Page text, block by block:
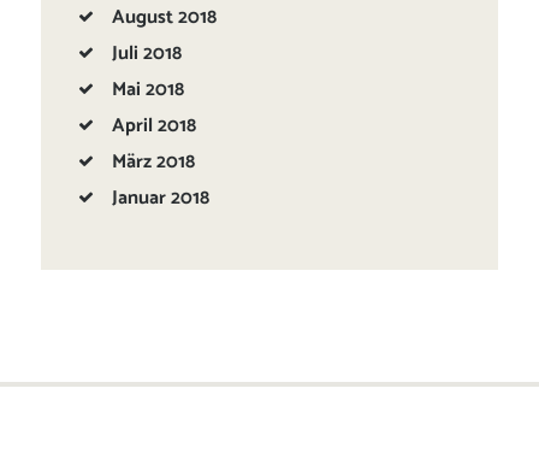
August2018
Juli2018
Mai2018
April2018
März2018
Januar2018